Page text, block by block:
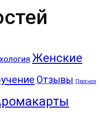
Женские
Отзывы Прогноз